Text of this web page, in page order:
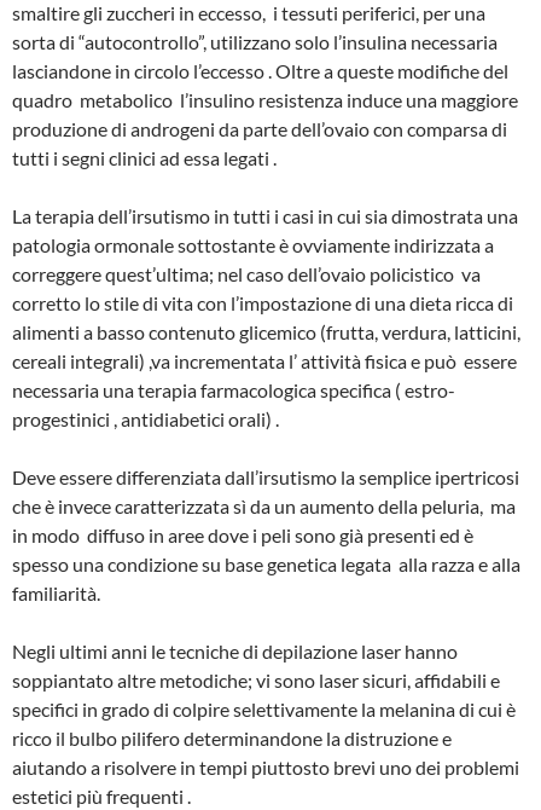
smaltire gli zuccheri in eccesso, i tessuti periferici, per una
sorta di “autocontrollo”, utilizzano solo l’insulina necessaria
lasciandone in circolo l’eccesso . Oltre a queste modifiche del
quadro metabolico l’insulino resistenza induce una maggiore
produzione di androgeni da parte dell’ovaio con comparsa di
tutti i segni clinici ad essa legati .
La terapia dell’irsutismo in tutti i casi in cui sia dimostrata una
patologia ormonale sottostante è ovviamente indirizzata a
correggere quest’ultima; nel caso dell’ovaio policistico va
corretto lo stile di vita con l’impostazione di una dieta ricca di
alimenti a basso contenuto glicemico (frutta, verdura, latticini,
cereali integrali) ,va incrementata l’ attività fisica e può essere
necessaria una terapia farmacologica specifica ( estro-
progestinici , antidiabetici orali) .
Deve essere differenziata dall’irsutismo la semplice ipertricosi
che è invece caratterizzata sì da un aumento della peluria, ma
in modo diffuso in aree dove i peli sono già presenti ed è
spesso una condizione su base genetica legata alla razza e alla
familiarità.
Negli ultimi anni le tecniche di depilazione laser hanno
soppiantato altre metodiche; vi sono laser sicuri, affidabili e
specifici in grado di colpire selettivamente la melanina di cui è
ricco il bulbo pilifero determinandone la distruzione e
aiutando a risolvere in tempi piuttosto brevi uno dei problemi
estetici più frequenti .